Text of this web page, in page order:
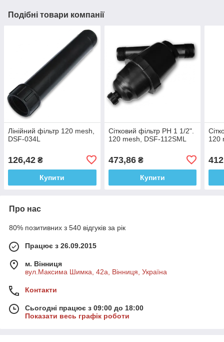
Подібні товари компанії
Лінійний фільтр 120 mesh,
DSF-034L
126,42 ₴
Купити
Сітковий фільтр РН 1 1/2".
120 mesh, DSF-112SML
473,86₴
Купити
120
Про нас
80% позитивних з 540 відгуків за рік
Працює з 26.09.2015
м. Вінниця
вул.Максима Шимка, 42а, Вінниця, Україна
Контакти
Сьогодні працює з 09:00 до 18:00
Показати весь графік роботи